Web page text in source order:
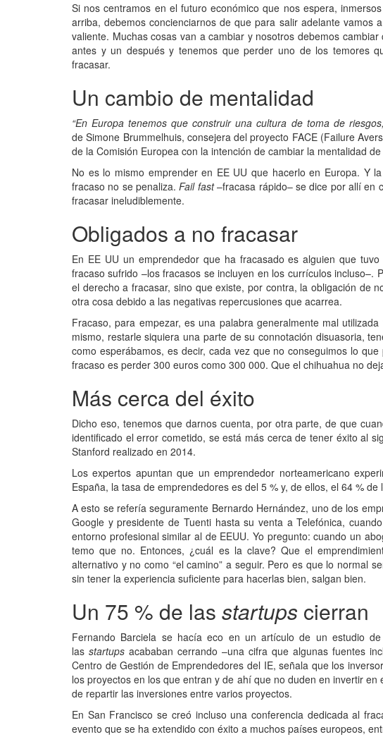
Si nos centramos en el futuro económico que nos espera,
arriba, debemos concienciarnos de que para salir adelante
valiente. Muchas cosas van a cambiar y nosotros debemos
antes y un después y tenemos que perder uno de los temores
fracasar.
Un cambio de mentalidad
“En Europa tenemos que construir una cultura de toma de
de Simone Brummelhuis, consejera del proyecto FACE (Failure
de la Comisión Europea con la intención de cambiar la mentalidad
No es lo mismo emprender en EE UU que hacerlo en Europa. Y
fracaso no se penaliza.Fail fast–fracasa rápido– se dice por allí en
fracasar ineludiblemente.
Obligados a no fracasar
En EE UU un emprendedor que ha fracasado es alguien que
fracaso sufrido –los fracasos se incluyen en los currículos
el derecho a fracasar, sino que existe, por contra, la obligación de
otra cosa debido a las negativas repercusiones que acarrea.
Fracaso, para empezar, es una palabra generalmente mal
mismo, restarle siquiera una parte de su connotación disuasoria,
como esperábamos, es decir, cada vez que no conseguimos lo
fracaso es perder 300 euros como 300 000. Que el chihuahua no
Más cerca del éxito
Dicho eso, tenemos que darnos cuenta, por otra parte, de que
identificado el error cometido, se está más cerca de tener éxito al
Stanford realizado en 2014.
Los expertos apuntan que un emprendedor norteamericano
España, la tasa de emprendedores es del 5 % y, de ellos, el 64 %
A esto se refería seguramente Bernardo Hernández, uno de los
Google y presidente de Tuenti hasta su venta a Telefónica,
entorno profesional similar al de EEUU. Yo pregunto: cuando un
temo que no. Entonces, ¿cuál es la clave? Que el
alternativo y no como “el camino” a seguir. Pero es que lo normal
sin tener la experiencia suficiente para hacerlas bien, salgan bien.
Un 75 % de las startups cierran
Fernando Barciela se hacía eco en un artículo de un estudio
lasstartups acababan cerrando –una cifra que algunas fuentes
Centro de Gestión de Emprendedores del IE, señala que los
los proyectos en los que entran y de ahí que no duden en invertir
de repartir las inversiones entre varios proyectos.
En San Francisco se creó incluso una conferencia dedicada al
evento que se ha extendido con éxito a muchos países europeos,